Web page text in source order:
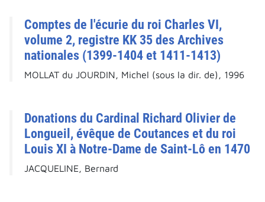
Comptes de l'écurie du roi Charles VI,
volume 2, registre KK 35 des Archives
nationales (1399-1404 et 1411-1413)
MOLLAT du JOURDIN, Michel (sous la dir. de), 1996
Donations du Cardinal Richard Olivier de
Longueil, évêque de Coutances et du roi
Louis XI à Notre-Dame de Saint-Lô en 1470
JACQUELINE, Bernard